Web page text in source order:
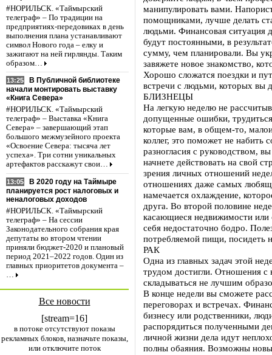
#НОРИЛЬСК. «Таймырский
телеграф» – По традиции на
предприятиях-передовиках в день
выполнения плана устанавливают
символ Нового года – елку и
зажигают на ней гирлянды. Таким
образом…
13:25
В Публичной библиотеке
начали монтировать выставку
«Книга Севера»
#НОРИЛЬСК. «Таймырский
телеграф» – Выставка «Книга
Севера» – завершающий этап
большого межмузейного проекта
«Освоение Севера: тысяча лет
успеха». Три сотни уникальных
артефактов расскажут свои…
13:05
В 2020 году на Таймыре
планируется рост налоговых и
неналоговых доходов
#НОРИЛЬСК. «Таймырский
телеграф» – На сессии
Законодательного собрания края
депутаты во втором чтении
приняли бюджет-2020 и плановый
период 2021–2022 годов. Один из
главных приоритетов документа –
…
Все новости
[stream=16]
в потоке отсутствуют показы
рекламных блоков, назначьте показы,
или отключите поток
манипулировать вами.
помощниками, лучше делать
людьми. Финансовая ситуация
будут постоянными, в
сумму, чем планировали. Вы
завяжете новое знакомство,
Хорошо сложатся поездки и
встречи с людьми, которых вы
БЛИЗНЕЦЫ
На легкую неделю не
допущенные ошибки,
которые вам, в общем-то,
коллег, это поможет не
разногласия с руководством,
начнете действовать на свой
зрения личных отношений
отношениях даже самых
намечается охлаждение,
друга. Во второй половине
касающиеся недвижимости
себя недостаточно бодро.
потребляемой пищи, посидеть
РАК
Одна из главных задач этой
трудом достигли. Отношения с
складываться не лучшим
В конце недели вы сможете
переговорах и встречах.
бизнесу или родственники,
распорядиться полученными
личной жизни дела идут
полны обаяния. Возможны